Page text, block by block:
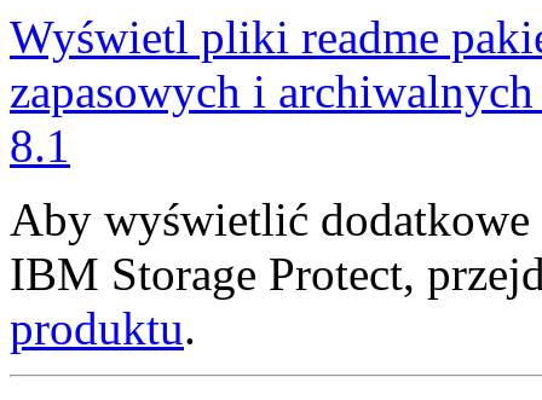
Wyświetl pliki readme
zapasowych i
8.1
Aby wyświetlić
IBM Storage Protect,
produktu.